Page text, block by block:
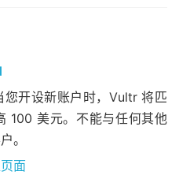
您开设新账户时，Vultr 将匹
100 美元。不能与任何其他
。
面